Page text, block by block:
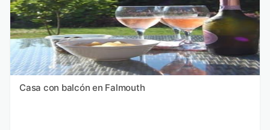
Casa con balcón en Falmouth